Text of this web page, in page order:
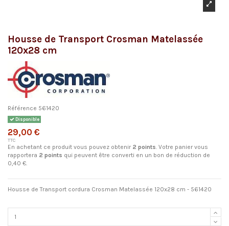
Housse de Transport Crosman Matelassée
120x28 cm
Référence 561420
Disponible
29,00 €
TTC
En achetant ce produit vous pouvez obtenir 2 points. Votre panier vous
rapportera 2 points qui peuvent être converti en un bon de réduction de
0,40 €.
Housse de Transport cordura Crosman Matelassée 120x28 cm - 561420